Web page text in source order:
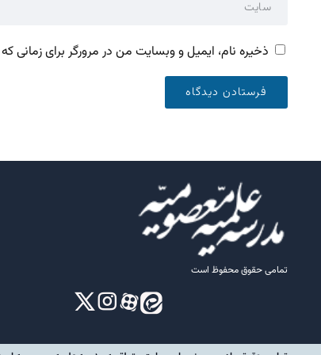
ذخیره نام، ایمیل و وبسایت من در مرورگر برای زمانی
تمامی حقوق محفوظ است